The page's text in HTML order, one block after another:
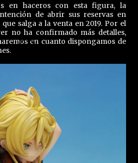
en haceros con esta figura, la
de abrir sus reservas en
salga a la venta en 2019. Por el
no ha confirmado más detalles,
en cuanto dispongamos de